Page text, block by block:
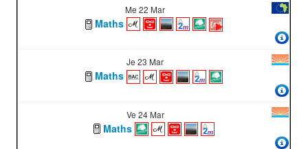
Me 22 Mar
Maths
Je 23 Mar
Maths
Ve 24 Mar
Maths